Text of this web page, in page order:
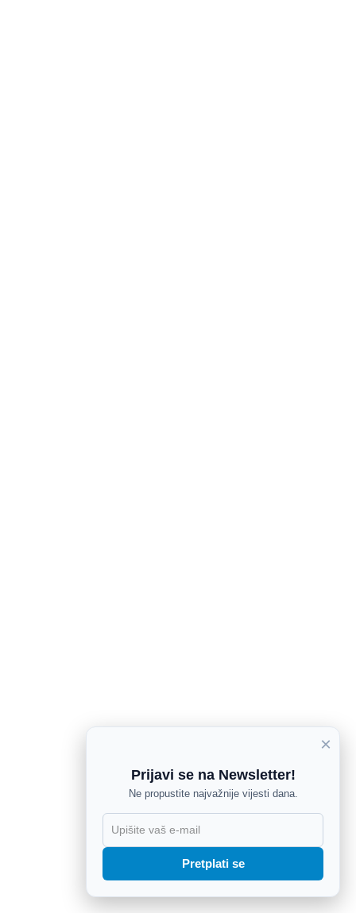
×
Prijavi se na Newsletter!
Ne propustite najvažnije vijesti dana.
Pretplati se